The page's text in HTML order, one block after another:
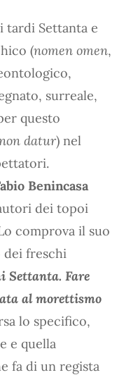
tardi Settanta e
(nomen omen,
surreale,
questo
datur) nel
Benincasa
dei topoi
comprova il suo
dei freschi
Settanta. Fare
al morettismo
lo specifico,
e quella
fa di un regista